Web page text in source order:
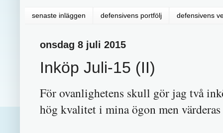
senaste inläggen defensivens portfölj defensivens
onsdag 8 juli 2015
Inköp Juli-15 (II)
För ovanlighetens skull gör jag två
hög kvalitet i mina ögon men